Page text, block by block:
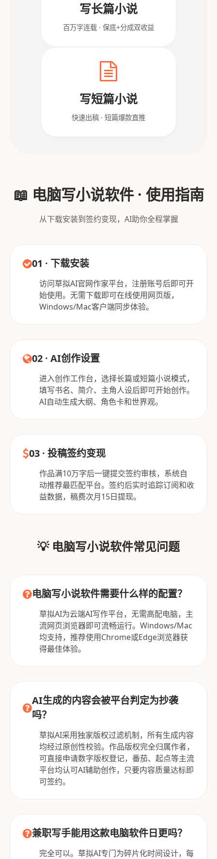
写长篇小说
百万字连载 · 保底+分成双收益
写短篇小说
快速出稿 · 短篇爆款直推
📖 电脑写小说软件 · 使用指南
从下载安装到签约变现，AI助你全程掌握
01 · 下载安装
访问草拟AI官网作家平台，注册账号后即可开
始使用。无需下载即可在线使用网页版，
Windows/Mac客户端同步体验。
02 · AI创作设置
进入创作工作台，选择长篇或短篇小说模式，
填写书名、简介、主角人设后即可开始创作。
AI自动生成大纲、角色卡和世界观。
03 · 投稿签约变现
作品满10万字后一键提交签约审核，系统自
动推荐最匹配平台。签约后实时追踪订阅和收
益数据，稿费次月15日提现。
💡 电脑写小说软件常见问题
电脑写小说软件需要什么样的配置？
草拟AI为云端AI写作平台，无需高配电脑，主
流网页浏览器即可流畅运行。Windows/Mac
均支持，推荐使用Chrome或Edge浏览器获
得最佳体验。
AI生成的内容会被平台判定为抄袭
吗？
草拟AI采用独家版权过滤机制，所有生成内容
均经过原创性校验。作品版权完全归属作者，
可直接申请数字版权登记，番茄、起点等主流
平台均认可AI辅助创作，只要内容质量达标即
可签约。
兼职写手能用这款电脑软件日更吗？
完全可以。草拟AI专门为碎片化时间设计，每